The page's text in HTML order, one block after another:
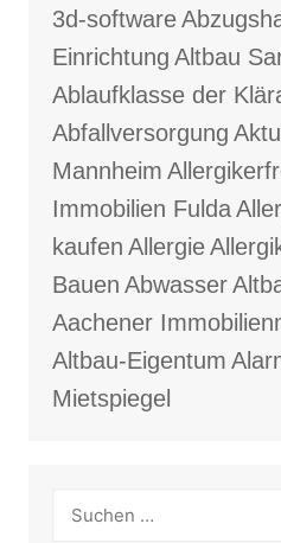
3d-software
Einrichtung Altbau
Ablaufklasse der
Abfallversorgung
Mannheim
Immobilien Fulda
kaufen Allergie
Bauen Abwasser
Aachener
Altbau-Eigentum
Mietspiegel